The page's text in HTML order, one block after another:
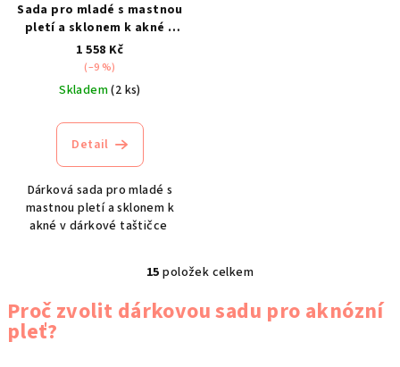
Sada pro mladé s mastnou
pletí a sklonem k akné –
varianta 1
1 558 Kč
(–9 %)
Skladem(2 ks)
Detail
Dárková sada pro mladé s
mastnou pletí a sklonem k
akné v dárkové taštičce
O
v
l
15 položek celkem
Proč zvolit dárkovou sadu pro aknózní
pleť?